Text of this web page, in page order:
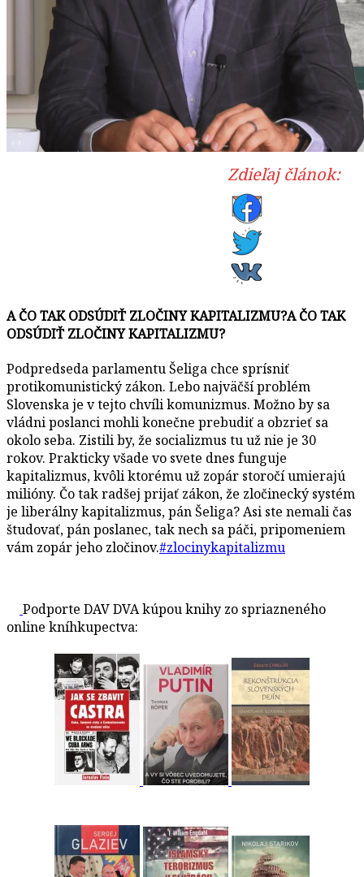
Zdieľaj článok:
A ČO TAK ODSÚDIŤ ZLOČINY KAPITALIZMU?A ČO TAK
ODSÚDIŤ ZLOČINY KAPITALIZMU?
Podpredseda parlamentu Šeliga chce sprísniť
protikomunistický zákon. Lebo najväčší problém
Slovenska je v tejto chvíli komunizmus. Možno by sa
vládni poslanci mohli konečne prebudiť a obzrieť sa
okolo seba. Zistili by, že socializmus tu už nie je 30
rokov. Prakticky všade vo svete dnes funguje
kapitalizmus, kvôli ktorému už zopár storočí umierajú
milióny. Čo tak radšej prijať zákon, že zločinecký systém
je liberálny kapitalizmus, pán Šeliga? Asi ste nemali čas
študovať, pán poslanec, tak nech sa páči, pripomeniem
vám zopár jeho zločinov.#zlocinykapitalizmu
Podporte DAV DVA kúpou knihy zo spriazneného
online kníhkupectva: